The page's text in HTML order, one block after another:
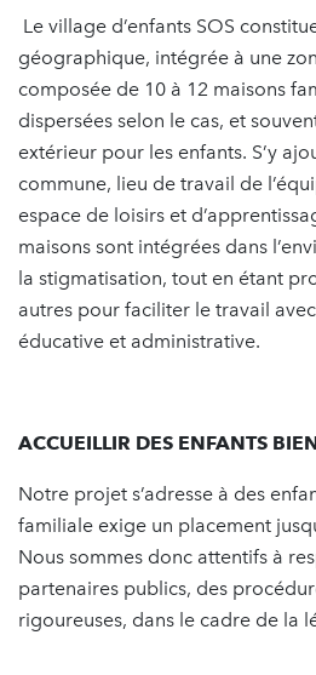
Le village d’enfants SOS
géographique, intégrée à une
composée de 10 à 12 maisons
dispersées selon le cas, et
extérieur pour les enfants. S’y
commune, lieu de travail de
espace de loisirs et
maisons sont intégrées dans
la stigmatisation, tout en étant
autres pour faciliter le travail
éducative et administrative.
ACCUEILLIR DES ENFANTS
Notre projet s’adresse à des
familiale exige un placement
Nous sommes donc attentifs à
partenaires publics, des
rigoureuses, dans le cadre de la